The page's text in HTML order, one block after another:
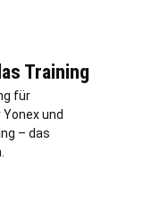
Training
für
und
– das